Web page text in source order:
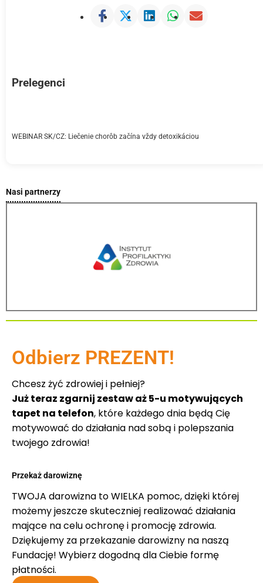
Prelegenci
WEBINAR SK/CZ: Liečenie chorôb začína vždy detoxikáciou
Nasi partnerzy
Odbierz PREZENT!
Chcesz żyć zdrowiej i pełniej?
Już teraz zgarnij zestaw aż 5-u motywujących
tapet na telefon, które każdego dnia będą Cię
motywować do działania nad sobą i polepszania
twojego zdrowia!
Przekaż darowiznę
TWOJA darowizna to WIELKA pomoc, dzięki której
możemy jeszcze skuteczniej realizować działania
mające na celu ochronę i promocję zdrowia.
Dziękujemy za przekazanie darowizny na naszą
Fundację! Wybierz dogodną dla Ciebie formę
płatności.